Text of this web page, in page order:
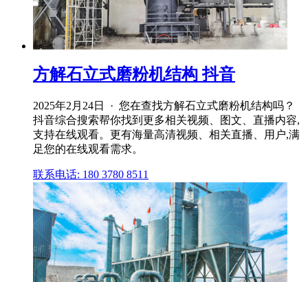
方解石立式磨粉机结构 抖音
2025年2月24日 · 您在查找方解石立式磨粉机结构吗？
抖音综合搜索帮你找到更多相关视频、图文、直播内容,
支持在线观看。更有海量高清视频、相关直播、用户,满
足您的在线观看需求。
联系电话: 180 3780 8511